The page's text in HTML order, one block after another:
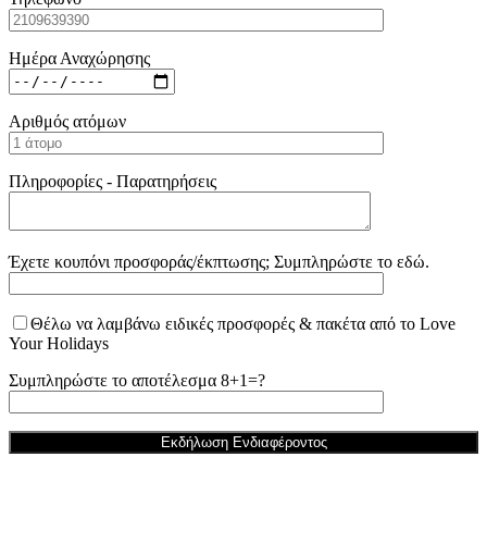
Ημέρα Αναχώρησης
Αριθμός ατόμων
Πληροφορίες - Παρατηρήσεις
Έχετε κουπόνι προσφοράς/έκπτωσης; Συμπληρώστε το εδώ.
Θέλω να λαμβάνω ειδικές προσφορές & πακέτα από το Love
Your Holidays
Συμπληρώστε το αποτέλεσμα 8+1=?